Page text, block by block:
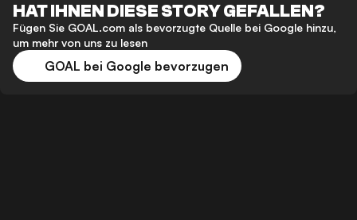
HAT IHNEN DIESE STORY GEFALLEN?
Fügen Sie GOAL.com als bevorzugte Quelle bei Google hinzu,
um mehr von uns zu lesen
GOAL bei Google bevorzugen